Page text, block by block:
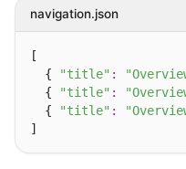
navigation.json
[
  {
"title" :
  {
"title" :
  {
"title" :